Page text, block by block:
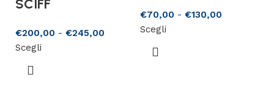
SCIFF
€200,00 - €245,00
Scegli
€70,00 - €130,00
Scegli